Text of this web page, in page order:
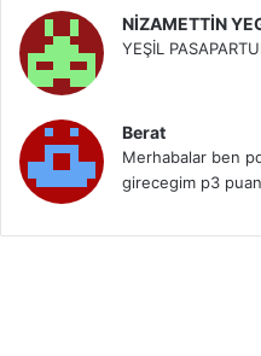
NİZAMETTİN
YEŞİL
Berat
Merhabalar ben
girecegim p3